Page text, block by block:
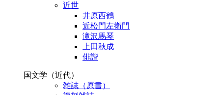
近世
井原西鶴
近松門左衛門
滝沢馬琴
上田秋成
俳諧
国文学（近代）
雑誌（原書）